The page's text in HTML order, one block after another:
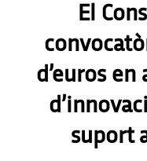
El
d’euros
suport